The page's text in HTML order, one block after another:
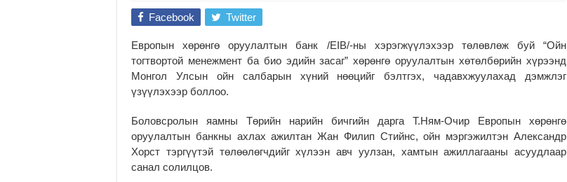
Facebook Twitter
Европын хөрөнгө оруулалтын банк /EIB/-ны хэрэгжүүлэхээр төлөвлөж буй “Ойн
тогтвортой менежмент ба био эдийн засаг” хөрөнгө оруулалтын хөтөлбөрийн хүрээнд
Монгол Улсын ойн салбарын хүний нөөцийг бэлтгэх, чадавхжуулахад дэмжлэг
үзүүлэхээр боллоо.
Боловсролын яамны Төрийн нарийн бичгийн дарга Т.Ням-Очир Европын хөрөнгө
оруулалтын банкны ахлах ажилтан Жан Филип Стийнс, ойн мэргэжилтэн Александр
Хорст тэргүүтэй төлөөлөгчдийг хүлээн авч уулзан, хамтын ажиллагааны асуудлаар
санал солилцов.